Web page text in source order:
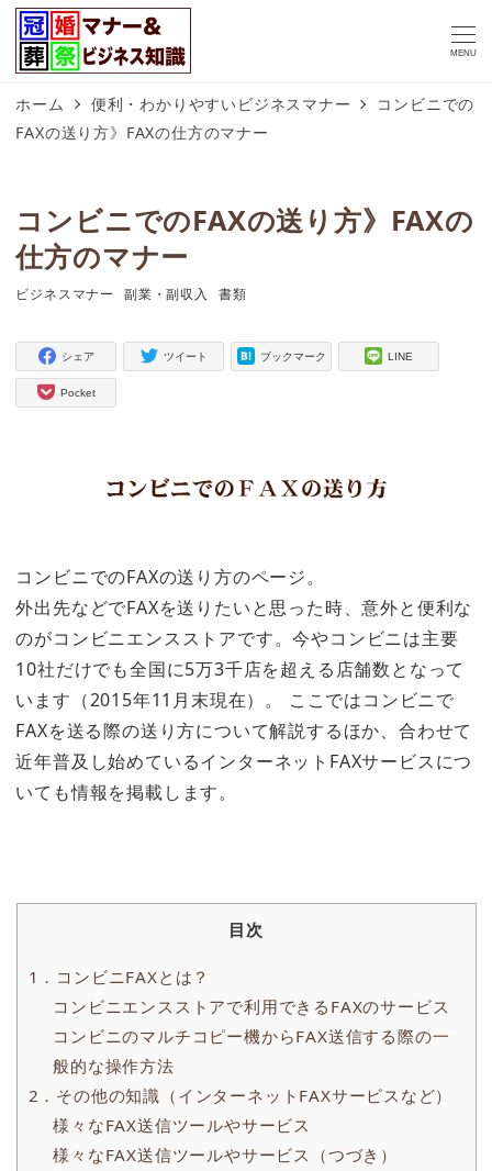
MENU
ホーム 便利・わかりやすいビジネスマナー
コンビニでの
FAXの送り方》FAXの仕方のマナー
コンビニでのFAXの送り方》FAXの
仕方のマナー
タグ
ビジネスマナー
タグ
副業・副収入
タグ
書類
シェア ツイート ブックマーク LINE
Pocket
コンビニでのFAXの送り方のページ。
外出先などでFAXを送りたいと思った時、意外と便利な
のがコンビニエンスストアです。今やコンビニは主要
10社だけでも全国に5万3千店を超える店舗数となって
います（2015年11月末現在）。 ここではコンビニで
FAXを送る際の送り方について解説するほか、合わせて
近年普及し始めているインターネットFAXサービスにつ
いても情報を掲載します。
目次
1．コンビニFAXとは？
コンビニエンスストアで利用できるFAXのサービス
コンビニのマルチコピー機からFAX送信する際の一
般的な操作方法
2．その他の知識（インターネットFAXサービスなど）
様々なFAX送信ツールやサービス
様々なFAX送信ツールやサービス（つづき）